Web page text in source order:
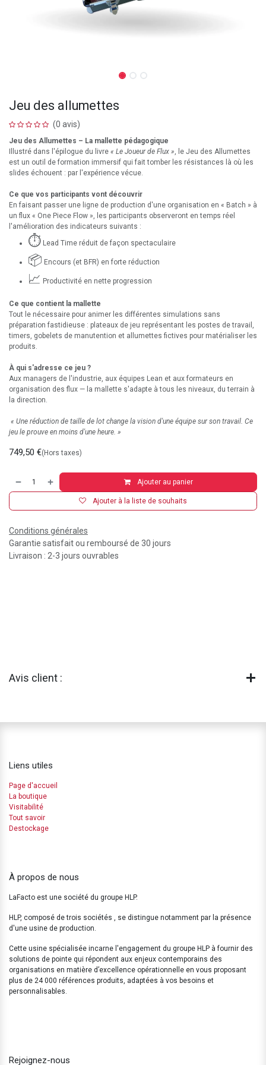
Jeu des allumettes
(0 avis)
Jeu des Allumettes – La mallette pédagogique
Illustré dans l'épilogue du livre « Le Joueur de Flux », le Jeu des Allumettes
est un outil de formation immersif qui fait tomber les résistances là où les
slides échouent : par l'expérience vécue.
Ce que vos participants vont découvrir
En faisant passer une ligne de production d'une organisation en « Batch » à
un flux « One Piece Flow », les participants observeront en temps réel
l'amélioration des indicateurs suivants :
⏱️ Lead Time réduit de façon spectaculaire
📦 Encours (et BFR) en forte réduction
📈 Productivité en nette progression
Ce que contient la mallette
Tout le nécessaire pour animer les différentes simulations sans
préparation fastidieuse : plateaux de jeu représentant les postes de travail,
timers, gobelets de manutention et allumettes fictives pour matérialiser les
produits.
À qui s'adresse ce jeu ?
Aux managers de l'industrie, aux équipes Lean et aux formateurs en
organisation des flux — la mallette s'adapte à tous les niveaux, du terrain à
la direction.
« Une réduction de taille de lot change la vision d'une équipe sur son travail. Ce
jeu le prouve en moins d'une heure. »
749,50 €(Hors taxes)
Ajouter au panier
Ajouter à la liste de souhaits
Conditions générales
Garantie satisfait ou remboursé de 30 jours
Livraison : 2-3 jours ouvrables
Avis client :
Liens utiles
Page d'accueil
La boutique
Visitabilité
Tout savoir
Destockage
À propos de nous
LaFacto est une société du groupe HLP.
HLP, composé de trois sociétés , se distingue notamment par la présence
d'une usine de production.
Cette usine spécialisée incarne l'engagement du groupe HLP à fournir des
solutions de pointe qui répondent aux enjeux contemporains des
organisations en matière d’excellence opérationnelle en vous proposant
plus de 24 000 références produits, adaptées à vos besoins et
personnalisables.
Rejoignez-nous